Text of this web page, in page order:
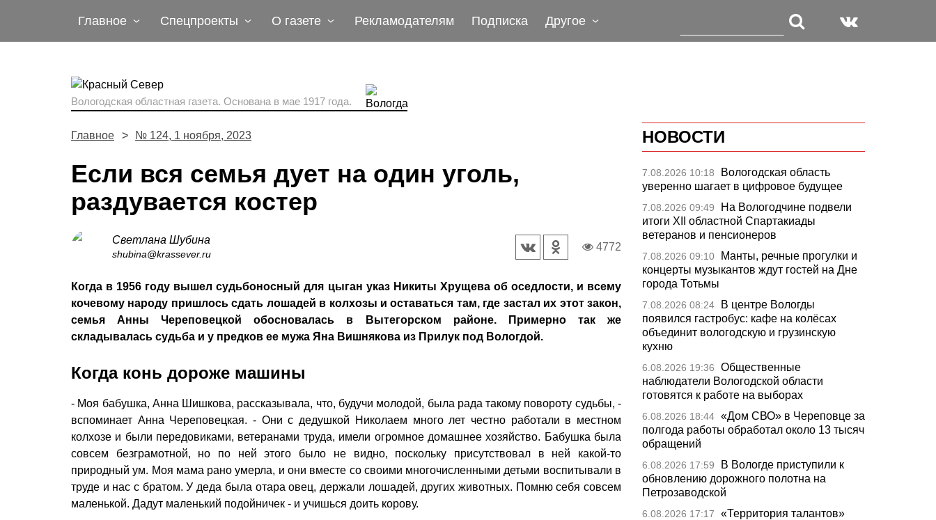
Главное Спецпроекты О газете Рекламодателям Подписка Другое
Вологодская областная газета. Основана в мае 1917 года.
Главное № 124, 1 ноября, 2023
Если вся семья дует на один уголь,
раздувается костер
Светлана Шубина
shubina@krassever.ru
4772
Когда в 1956 году вышел судьбоносный для цыган указ Никиты Хрущева об оседлости, и всему
кочевому народу пришлось сдать лошадей в колхозы и оставаться там, где застал их этот закон,
семья Анны Череповецкой обосновалась в Вытегорском районе. Примерно так же
складывалась судьба и у предков ее мужа Яна Вишнякова из Прилук под Вологдой.
Когда конь дороже машины
- Моя бабушка, Анна Шишкова, рассказывала, что, будучи молодой, была рада такому повороту судьбы, -
вспоминает Анна Череповецкая. - Они с дедушкой Николаем много лет честно работали в местном
колхозе и были передовиками, ветеранами труда, имели огромное домашнее хозяйство. Бабушка была
совсем безграмотной, но по ней этого было не видно, поскольку присутствовал в ней какой-то
природный ум. Моя мама рано умерла, и они вместе со своими многочисленными детьми воспитывали в
труде и нас с братом. У деда была отара овец, держали лошадей, других животных. Помню себя совсем
маленькой. Дадут маленький подойничек - и учишься доить корову.
НОВОСТИ
7.08.2026 10:18
Вологодская область
уверенно шагает в цифровое будущее
7.08.2026 09:49
На Вологодчине подвели
итоги XII областной Спартакиады
ветеранов и пенсионеров
7.08.2026 09:10
Манты, речные прогулки и
концерты музыкантов ждут гостей на Дне
города Тотьмы
7.08.2026 08:24
В центре Вологды
появился гастробус: кафе на колёсах
объединит вологодскую и грузинскую
кухню
6.08.2026 19:36
Общественные
наблюдатели Вологодской области
готовятся к работе на выборах
6.08.2026 18:44 «Дом СВО» в Череповце за
полгода работы обработал около 13 тысяч
обращений
6.08.2026 17:59
В Вологде приступили к
обновлению дорожного полотна на
Петрозаводской
6.08.2026 17:17
«Территория талантов»